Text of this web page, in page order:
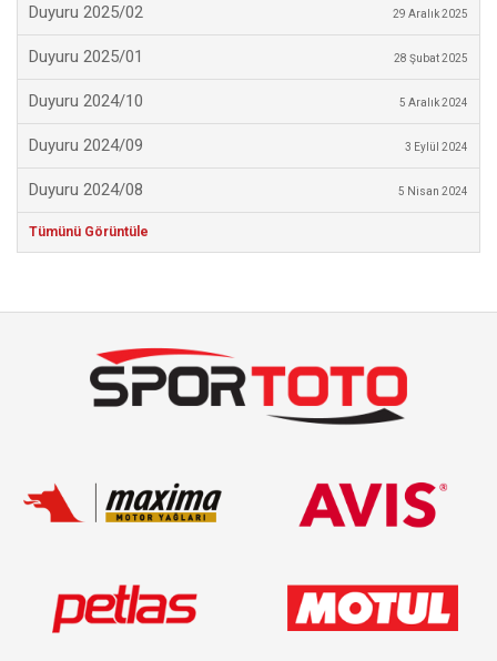
Duyuru 2025/02 29 Aralık 2025
Duyuru 2025/01 28 Şubat 2025
Duyuru 2024/10 5 Aralık 2024
Duyuru 2024/09 3 Eylül 2024
Duyuru 2024/08 5 Nisan 2024
Tümünü Görüntüle